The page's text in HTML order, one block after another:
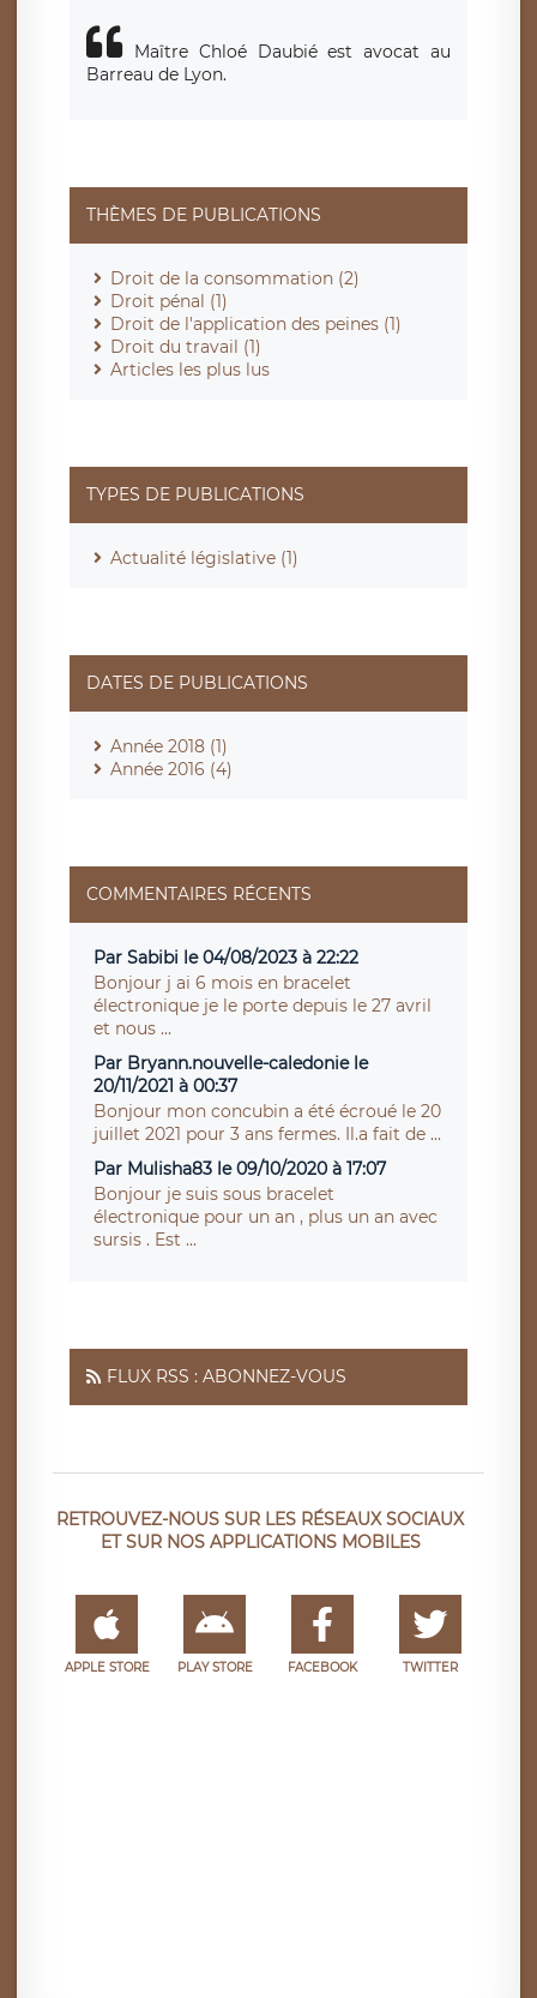
Maître Chloé Daubié est avocat au
Barreau de Lyon.
THÈMES DE PUBLICATIONS
Droit de la consommation (2)
Droit pénal (1)
Droit de l'application des peines (1)
Droit du travail (1)
Articles les plus lus
TYPES DE PUBLICATIONS
Actualité législative (1)
DATES DE PUBLICATIONS
Année 2018 (1)
Année 2016 (4)
COMMENTAIRES RÉCENTS
Par Sabibi le 04/08/2023 à 22:22
Bonjour j ai 6 mois en bracelet
électronique je le porte depuis le 27 avril
et nous ...
Par Bryann.nouvelle-caledonie le
20/11/2021 à 00:37
Bonjour mon concubin a été écroué le 20
juillet 2021 pour 3 ans fermes. Il.a fait de ...
Par Mulisha83 le 09/10/2020 à 17:07
Bonjour je suis sous bracelet
électronique pour un an , plus un an avec
sursis . Est ...
FLUX RSS : ABONNEZ-VOUS
RETROUVEZ-NOUS SUR LES RÉSEAUX SOCIAUX
ET SUR NOS APPLICATIONS MOBILES
APPLE STORE PLAY STORE FACEBOOK TWITTER